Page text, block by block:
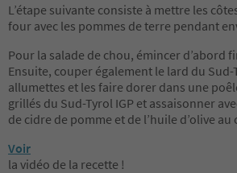
L’étape suivante consiste à mettre les
four avec les pommes de terre pendant
Pour la salade de chou, émincer d’abord
Ensuite, couper également le lard du Sud-
allumettes et les faire dorer dans une
grillés du Sud-Tyrol IGP et assaisonner
de cidre de pomme et de l’huile d’olive au
Voir
la vidéo de la recette !